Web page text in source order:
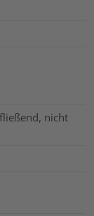
nicht